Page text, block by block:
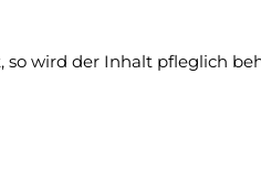
wird der Inhalt pfleglich